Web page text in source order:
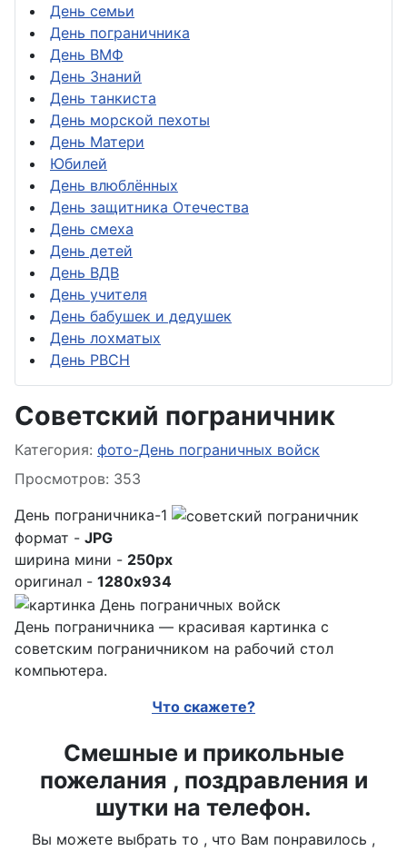
День семьи
День пограничника
День ВМФ
День Знаний
День танкиста
День морской пехоты
День Матери
Юбилей
День влюблённых
День защитника Отечества
День смеха
День детей
День ВДВ
День учителя
День бабушек и дедушек
День лохматых
День РВСН
Советский пограничник
Информация о материале
Категория: фото-День пограничных войск
Просмотров: 353
День пограничника-1
формат - JPG
ширина мини - 250px
оригинал - 1280x934
День пограничника — красивая картинка с
советским пограничником на рабочий стол
компьютера.
Что скажете?
Смешные и прикольные
пожелания , поздравления и
шутки на телефон.
Вы можете выбрать то , что Вам понравилось ,